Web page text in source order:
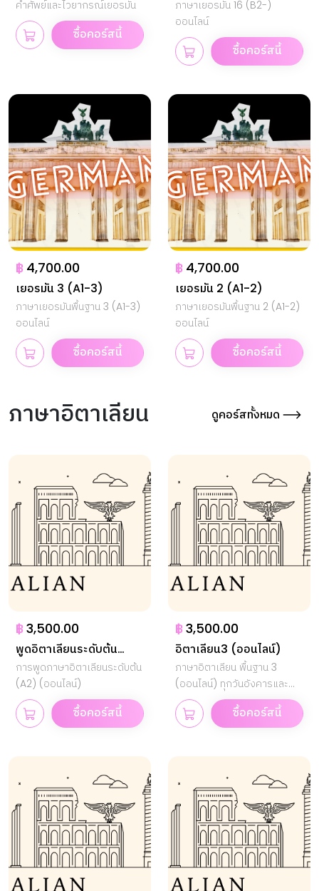
เยอรมัน
คำศัพย์และไวยากรณ์เยอรมัน
ซื้อคอร์สนี้
ภาษาเยอรมัน 16 (B2-)
ออนไลน์
ซื้อคอร์สนี้
฿ 4,700.00
เยอรมัน 3 (A1-3)
ภาษาเยอรมันพื้นฐาน 3 (A1-3)
ออนไลน์
ซื้อคอร์สนี้
฿ 4,700.00
เยอรมัน 2 (A1-2)
ภาษาเยอรมันพื้นฐาน 2 (A1-2)
ออนไลน์
ซื้อคอร์สนี้
ภาษาอิตาเลียน ดูคอร์สทั้งหมด
฿3,500.00
พูดอิตาเลียนระดับต้น
(A2)
การพูดภาษาอิตาเลียนระดับต้น
(A2) (ออนไลน์)
ซื้อคอร์สนี้
฿3,500.00
อิตาเลียน3 (ออนไลน์)
ภาษาอิตาเลียน พื้นฐาน 3
(ออนไลน์) ทุกวันอังคารและ
พฤหัสบดี
ซื้อคอร์สนี้